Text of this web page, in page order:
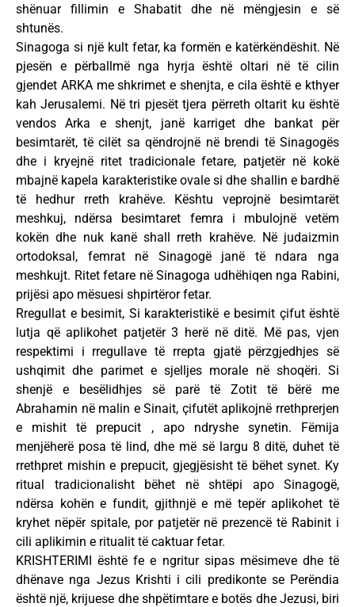
shënuar fillimin e Shabatit dhe në mëngjesin e së
shtunës.
Sinagoga si një kult fetar, ka formën e katërkëndëshit. Në
pjesën e përballmë nga hyrja është oltari në të cilin
gjendet ARKA me shkrimet e shenjta, e cila është e kthyer
kah Jerusalemi. Në tri pjesët tjera përreth oltarit ku është
vendos Arka e shenjt, janë karriget dhe bankat për
besimtarët, të cilët sa qëndrojnë në brendi të Sinagogës
dhe i kryejnë ritet tradicionale fetare, patjetër në kokë
mbajnë kapela karakteristike ovale si dhe shallin e bardhë
të hedhur rreth krahëve. Kështu veprojnë besimtarët
meshkuj, ndërsa besimtaret femra i mbulojnë vetëm
kokën dhe nuk kanë shall rreth krahëve. Në judaizmin
ortodoksal, femrat në Sinagogë janë të ndara nga
meshkujt. Ritet fetare në Sinagoga udhëhiqen nga Rabini,
prijësi apo mësuesi shpirtëror fetar.
Rregullat e besimit, Si karakteristikë e besimit çifut është
lutja që aplikohet patjetër 3 herë në ditë. Më pas, vjen
respektimi i rregullave të rrepta gjatë përzgjedhjes së
ushqimit dhe parimet e sjelljes morale në shoqëri. Si
shenjë e besëlidhjes së parë të Zotit të bërë me
Abrahamin në malin e Sinait, çifutët aplikojnë rrethprerjen
e mishit të prepucit , apo ndryshe synetin. Fëmija
menjëherë posa të lind, dhe më së largu 8 ditë, duhet të
rrethpret mishin e prepucit, gjegjësisht të bëhet synet. Ky
ritual tradicionalisht bëhet në shtëpi apo Sinagogë,
ndërsa kohën e fundit, gjithnjë e më tepër aplikohet të
kryhet nëpër spitale, por patjetër në prezencë të Rabinit i
cili aplikimin e ritualit të caktuar fetar.
KRISHTERIMI është fe e ngritur sipas mësimeve dhe të
dhënave nga Jezus Krishti i cili predikonte se Perëndia
është një, krijuese dhe shpëtimtare e botës dhe Jezusi, biri